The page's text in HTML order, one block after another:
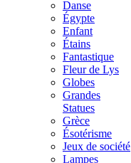
Danse
Égypte
Enfant
Étains
Fantastique
Fleur de Lys
Globes
Grandes
Statues
Grèce
Ésotérisme
Jeux de société
Lampes